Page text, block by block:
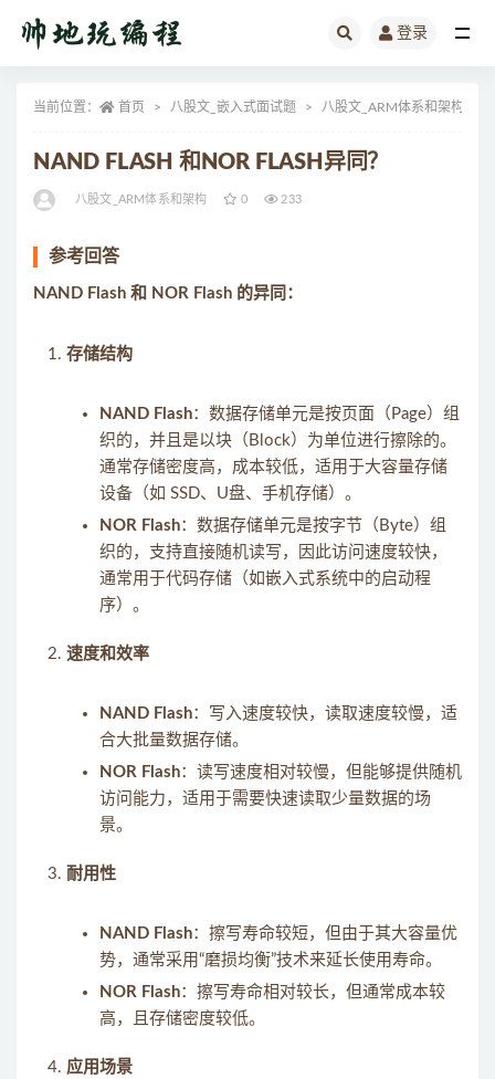
登录
当前位置： 首页 八股文_嵌入式面试题 八股文_ARM体系和架构
NAND FLASH 和NOR FLASH异同？
八股文_ARM体系和架构 0 233
参考回答
NAND Flash 和 NOR Flash 的异同：
存储结构
NAND Flash：数据存储单元是按页面（Page）组
织的，并且是以块（Block）为单位进行擦除的。
通常存储密度高，成本较低，适用于大容量存储
设备（如 SSD、U盘、手机存储）。
NOR Flash：数据存储单元是按字节（Byte）组
织的，支持直接随机读写，因此访问速度较快，
通常用于代码存储（如嵌入式系统中的启动程
序）。
速度和效率
NAND Flash：写入速度较快，读取速度较慢，适
合大批量数据存储。
NOR Flash：读写速度相对较慢，但能够提供随机
访问能力，适用于需要快速读取少量数据的场
景。
耐用性
NAND Flash：擦写寿命较短，但由于其大容量优
势，通常采用“磨损均衡”技术来延长使用寿命。
NOR Flash：擦写寿命相对较长，但通常成本较
高，且存储密度较低。
应用场景